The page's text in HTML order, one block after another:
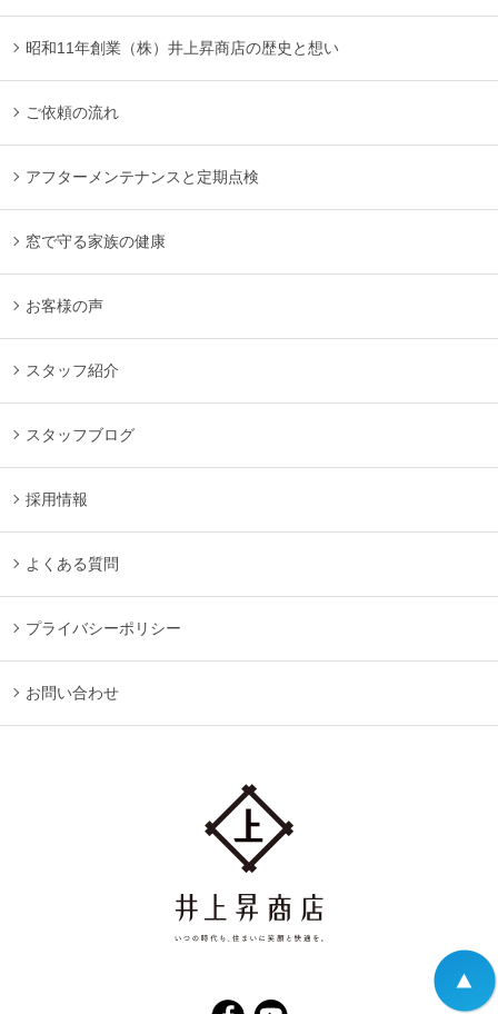
昭和11年創業（株）井上昇商店の歴史と想い
ご依頼の流れ
アフターメンテナンスと定期点検
窓で守る家族の健康
お客様の声
スタッフ紹介
スタッフブログ
採用情報
よくある質問
プライバシーポリシー
お問い合わせ